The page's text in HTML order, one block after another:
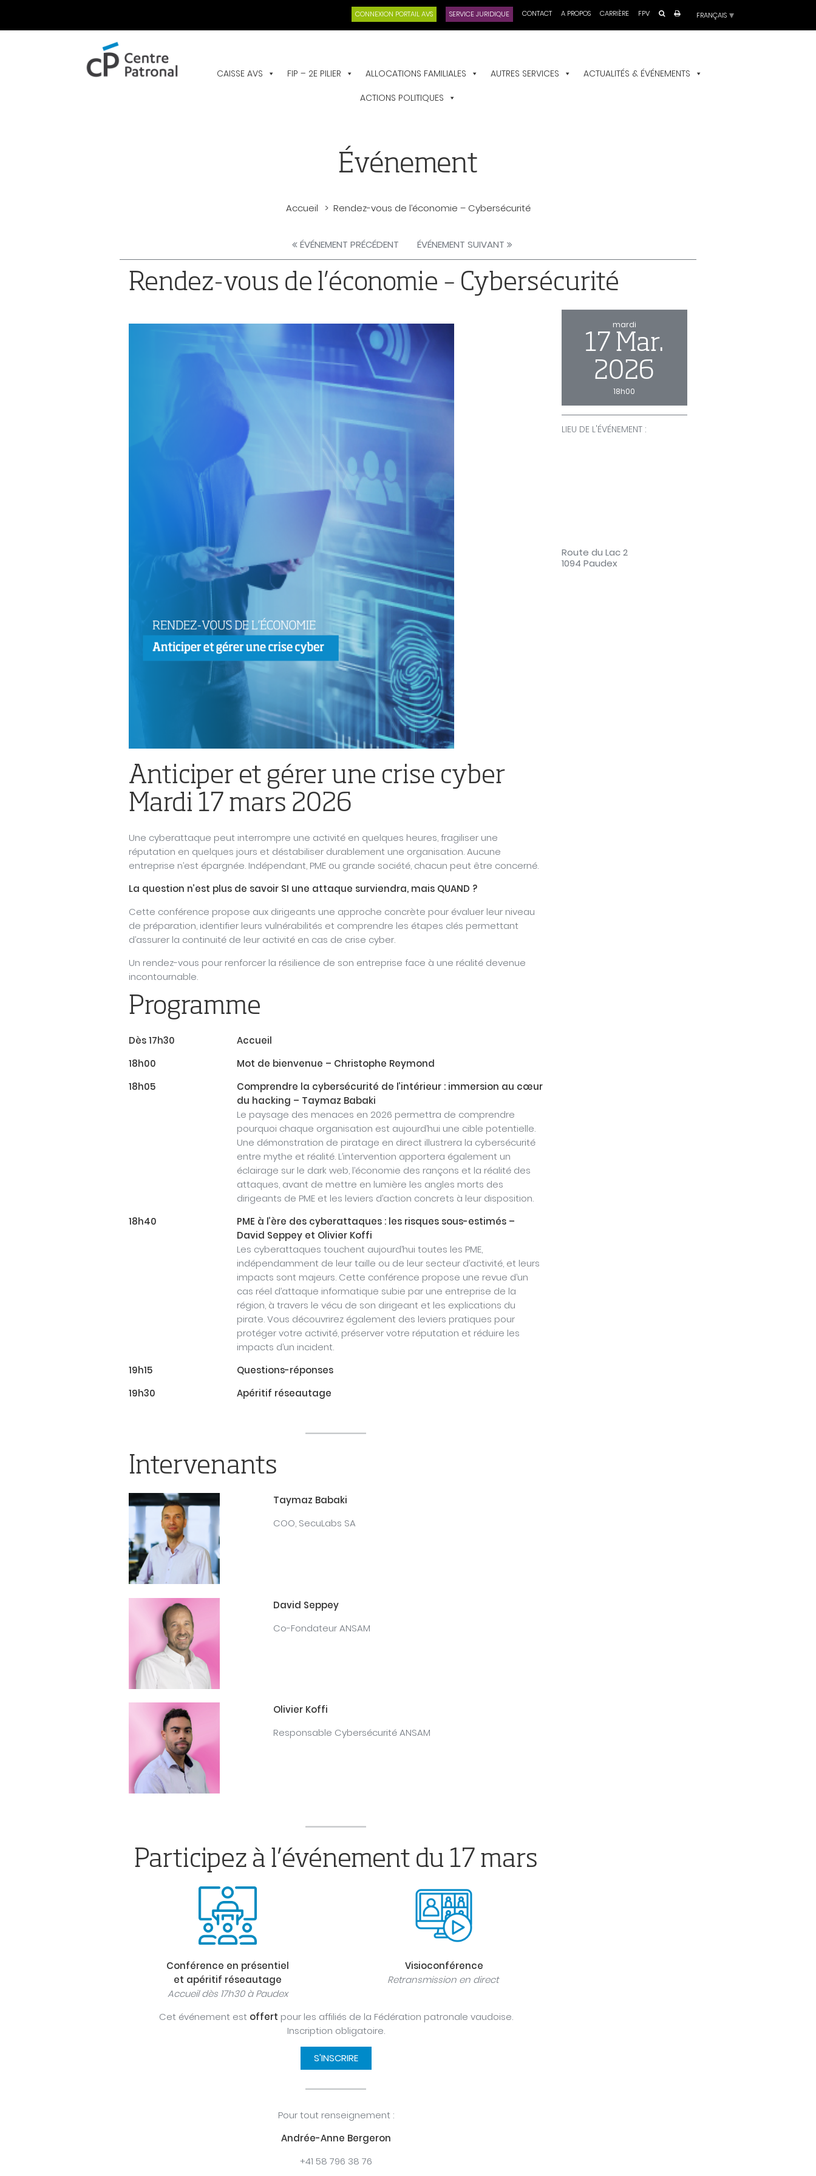
Choisir
CONNEXION PORTAIL AVS SERVICE JURIDIQUE CONTACT A PROPOS CARRIÈRE FPV
CENTRE
PATRONAL
CAISSE AVS FIP – 2E PILIER ALLOCATIONS FAMILIALES AUTRES SERVICES
ACTUALITÉS & ÉVÉNEMENTS
ACTIONS POLITIQUES
Événement
Accueil Rendez-vous de l’économie – Cybersécurité
Navigation
de
ÉVÉNEMENT PRÉCÉDENT ÉVÉNEMENT SUIVANT
Rendez-vous de l’économie – Cybersécurité
Anticiper et gérer une crise cyber
Mardi 17 mars 2026
Une cyberattaque peut interrompre une activité en quelques heures, fragiliser une
réputation en quelques jours et déstabiliser durablement une organisation. Aucune
entreprise n’est épargnée. Indépendant, PME ou grande société, chacun peut être concerné.
La question n’est plus de savoir SI une attaque surviendra, mais QUAND ?
Cette conférence propose aux dirigeants une approche concrète pour évaluer leur niveau
de préparation, identifier leurs vulnérabilités et comprendre les étapes clés permettant
d’assurer la continuité de leur activité en cas de crise cyber.
Un rendez-vous pour renforcer la résilience de son entreprise face à une réalité devenue
incontournable.
Programme
Dès17h30
Accueil
18h00
Mot de bienvenue – Christophe Reymond
18h05
Comprendre la cybersécurité de l’intérieur : immersion au cœur
du hacking – Taymaz Babaki
Le paysage des menaces en 2026 permettra de comprendre
pourquoi chaque organisation est aujourd’hui une cible potentielle.
Une démonstration de piratage en direct illustrera la cybersécurité
entre mythe et réalité. L’intervention apportera également un
éclairage sur le dark web, l’économie des rançons et la réalité des
attaques, avant de mettre en lumière les angles morts des
dirigeants de PME et les leviers d’action concrets à leur disposition.
18h40
PME à l’ère des cyberattaques : les risques sous-estimés –
David Seppey et Olivier Koffi
Les cyberattaques touchent aujourd’hui toutes les PME,
indépendamment de leur taille ou de leur secteur d’activité, et leurs
impacts sont majeurs. Cette conférence propose une revue d’un
cas réel d’attaque informatique subie par une entreprise de la
région, à travers le vécu de son dirigeant et les explications du
pirate. Vous découvrirez également des leviers pratiques pour
protéger votre activité, préserver votre réputation et réduire les
impacts d’un incident.
19h15
Questions-réponses
19h30
Apéritif réseautage
Intervenants
Taymaz Babaki
COO, SecuLabs SA
David Seppey
Co-Fondateur ANSAM
Olivier Koffi
Responsable Cybersécurité ANSAM
Participez à l’événement du 17 mars
Conférence en présentiel
et apéritif réseautage
Accueil dès 17h30 à Paudex
Visioconférence
Retransmission en direct
Cet événement est offert pour les affiliés de la Fédération patronale vaudoise.
Inscription obligatoire.
S'INSCRIRE
Pour tout renseignement :
Andrée-Anne Bergeron
+41 58 796 38 76
mardi
17 Mar.
2026
18h00
LIEU DE L'ÉVÉNEMENT :
Route du Lac 2
1094 Paudex